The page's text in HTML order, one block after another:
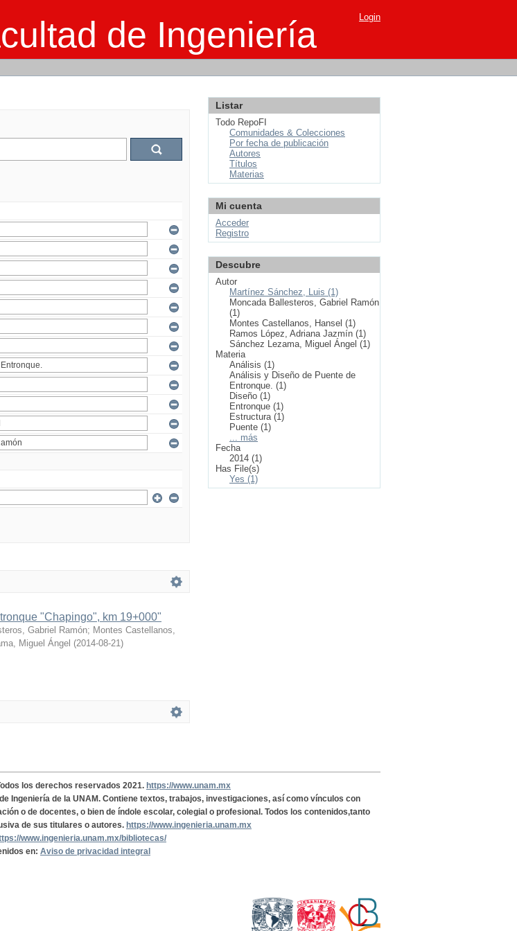
de Ingeniería Login
"Chapingo", km 19+000"
Gabriel Ramón; Montes Castellanos,
Miguel Ángel (2014-08-21)
Listar
Todo RepoFI
Comunidades & Colecciones
Por fecha de publicación
Autores
Títulos
Materias
Mi cuenta
Acceder
Registro
Descubre
Autor
Martínez Sánchez, Luis (1)
Moncada Ballesteros, Gabriel Ramón
(1)
Montes Castellanos, Hansel (1)
Ramos López, Adriana Jazmín (1)
Sánchez Lezama, Miguel Ángel (1)
Materia
Análisis (1)
Análisis y Diseño de Puente de
Entronque. (1)
Diseño (1)
Entronque (1)
Estructura (1)
Puente (1)
... más
Fecha
2014 (1)
Has File(s)
Yes (1)
los derechos reservados 2021. https://www.unam.mx
Ingeniería de la UNAM. Contiene textos, trabajos, investigaciones, así como vínculos con
o de docentes, o bien de índole escolar, colegial o profesional. Todos los contenidos,tanto
de sus titulares o autores. https://www.ingenieria.unam.mx
www.ingenieria.unam.mx/bibliotecas/
en: Aviso de privacidad integral